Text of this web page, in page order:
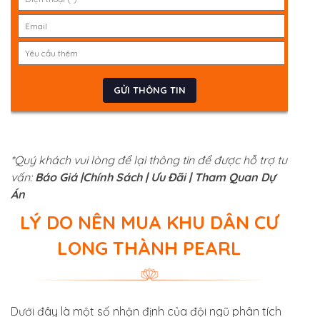
*Quý khách vui lòng để lại thông tin để được hỗ trợ tư
vấn: Báo Giá |Chính Sách | Ưu Đãi | Tham Quan Dự
Án
LÝ DO NÊN MUA KHU DÂN CƯ
LONG THÀNH PEARL
Dưới đây là một số nhận định của đội ngũ phân tích